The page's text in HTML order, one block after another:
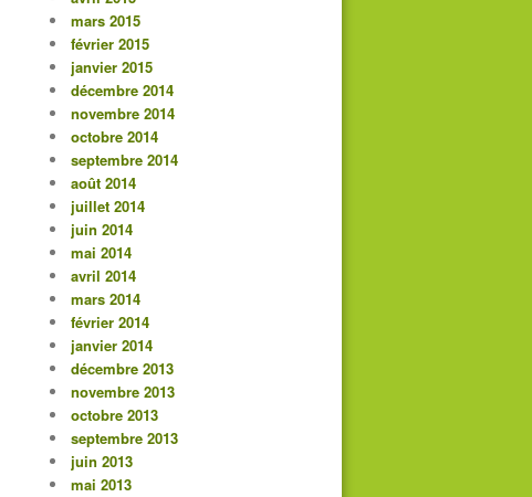
mars 2015
février 2015
janvier 2015
décembre 2014
novembre 2014
octobre 2014
septembre 2014
août 2014
juillet 2014
juin 2014
mai 2014
avril 2014
mars 2014
février 2014
janvier 2014
décembre 2013
novembre 2013
octobre 2013
septembre 2013
juin 2013
mai 2013